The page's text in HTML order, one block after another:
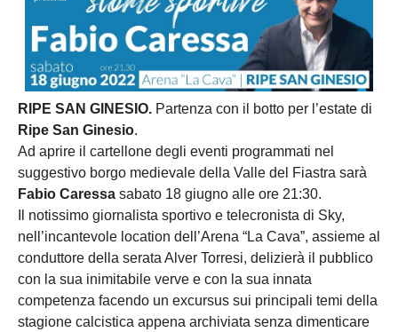
RIPE SAN GINESIO. Partenza con il botto per l’estate di
Ripe San Ginesio.
Ad aprire il cartellone degli eventi programmati nel
suggestivo borgo medievale della Valle del Fiastra sarà
Fabio Caressa sabato 18 giugno alle ore 21:30.
Il notissimo giornalista sportivo e telecronista di Sky,
nell’incantevole location dell’Arena “La Cava”, assieme al
conduttore della serata Alver Torresi, delizierà il pubblico
con la sua inimitabile verve e con la sua innata
competenza facendo un excursus sui principali temi della
stagione calcistica appena archiviata senza dimenticare